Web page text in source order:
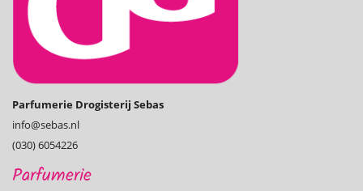
Parfumerie Drogisterij Sebas
info@­sebas.nl
(030) 6054226
Parfumerie